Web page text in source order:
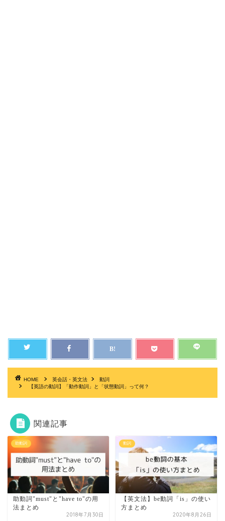
HOME 英会話・英文法
動詞
【英語の動詞】「動作動詞」と「状態動詞」って何？
関連記事
助動詞
助動詞"must"と"have to"の用
法まとめ
2018年7月30日
動詞
【英文法】be動詞「is」の使い
方まとめ
2020年8月26日